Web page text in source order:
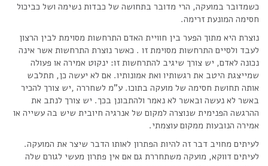
כשמדובר במועקה, הרי מדובר בתחושה של כבדות נשימה ושל כביכול
חסימה המונעת זרימה.
נוצרת היא מתוך הפער בין חוויית האדם התרחשות מסוימת לבין הרצון
לעבד ולסיים התרחשות מסוימת זו . כאשר נוצרת התרחשות אשר אינה
נכונה לאדם, יש צורך שיגיב להתרחשות זו: ינקוט אמירה או פעולה
שמייצגת היטב את רגשותיו ואת אמונותיו. אם לא יעשה כן, תתלבש
אותה תחושת חסימה של מועקה בתוכו. ע”מ לשחררה ,יש צורך להכיר
באשר לא נעשה ובאשר לא נאמר ולהתבונן בכך. יש צורך לנתב את
ההרגשה הפנימית שנוצרה למקום של אנרגיה חיובית שיש בה עשייה או
אמירה הנובעות ממקום עוצמתי.
לעיתים מחויב דבר זה להיות הפתרון לאותו הדבר שיצר את המועקה.
לעיתים דווקא, מועקה משתחררת גם אם אין פתרון מעשי לגורם שלה